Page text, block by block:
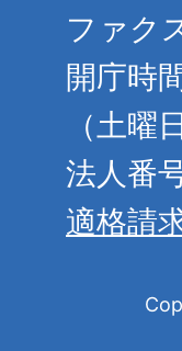
ファク
開庁時
（土
法人番
適格請